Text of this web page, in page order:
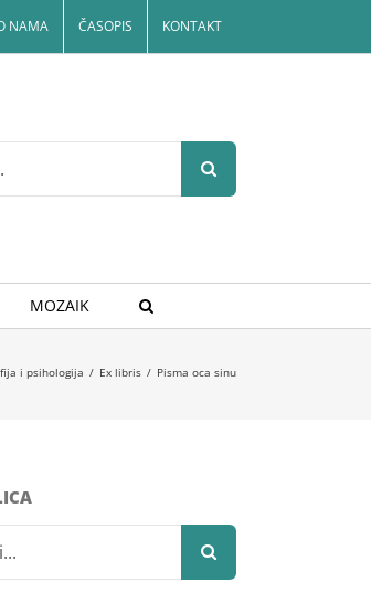
NAMA ČASOPIS KONTAKT
MOZAIK
i psihologija / Ex libris / Pisma oca sinu